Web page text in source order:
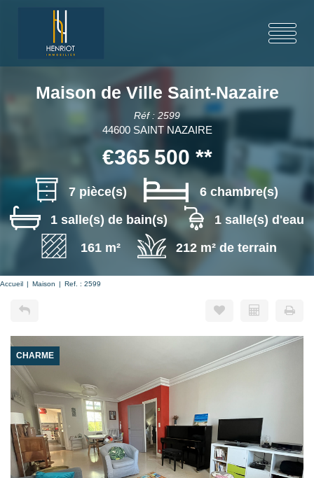
Maison de Ville Saint-Nazaire
Réf : 2599
44600 SAINT NAZAIRE
€365 500 **
7 pièce(s)
6 chambre(s)
1 salle(s) de bain(s)
1 salle(s) d'eau
161 m²
212 m² de terrain
Accueil Maison Ref. : 2599
CHARME